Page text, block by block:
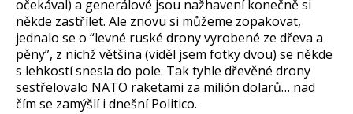
očekával) a generálové jsou nažhavení konečně si
někde zastřílet. Ale znovu si můžeme zopakovat,
jednalo se o “levné ruské drony vyrobené ze dřeva a
pěny”, z nichž většina (viděl jsem fotky dvou) se někde
s lehkostí snesla do pole. Tak tyhle dřevěné drony
sestřelovalo NATO raketami za milión dolarů… nad
čím se zamýšlí i dnešní Politico.